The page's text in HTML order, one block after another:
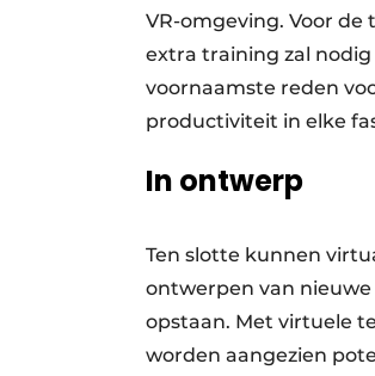
VR-omgeving. Voor
extra training zal
voornaamste reden
productiviteit in elke
In ontwerp
Ten slotte kunnen
ontwerpen van nieuwe
opstaan. Met virtuele
worden aangezien